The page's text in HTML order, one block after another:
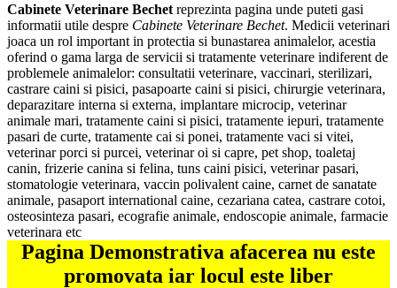
Cabinete Veterinare Bechet reprezinta pagina unde puteti gasi
informatii utile despre Cabinete Veterinare Bechet. Medicii veterinari
joaca un rol important in protectia si bunastarea animalelor, acestia
oferind o gama larga de servicii si tratamente veterinare indiferent de
problemele animalelor: consultatii veterinare, vaccinari, sterilizari,
castrare caini si pisici, pasapoarte caini si pisici, chirurgie veterinara,
deparazitare interna si externa, implantare microcip, veterinar
animale mari, tratamente caini si pisici, tratamente iepuri, tratamente
pasari de curte, tratamente cai si ponei, tratamente vaci si vitei,
veterinar porci si purcei, veterinar oi si capre, pet shop, toaletaj
canin, frizerie canina si felina, tuns caini pisici, veterinar pasari,
stomatologie veterinara, vaccin polivalent caine, carnet de sanatate
animale, pasaport international caine, cezariana catea, castrare cotoi,
osteosinteza pasari, ecografie animale, endoscopie animale, farmacie
veterinara etc
Pagina Demonstrativa afacerea nu este
promovata iar locul este liber